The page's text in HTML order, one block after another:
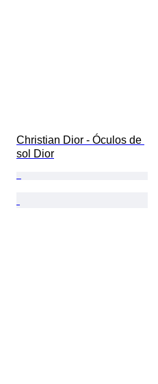
Christian Dior - Óculos de
sol Dior